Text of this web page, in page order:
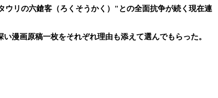
リの六鎗客（ろくそうかく）"との全面抗争が続く現在連
漫画原稿一枚をそれぞれ理由も添えて選んでもらった。